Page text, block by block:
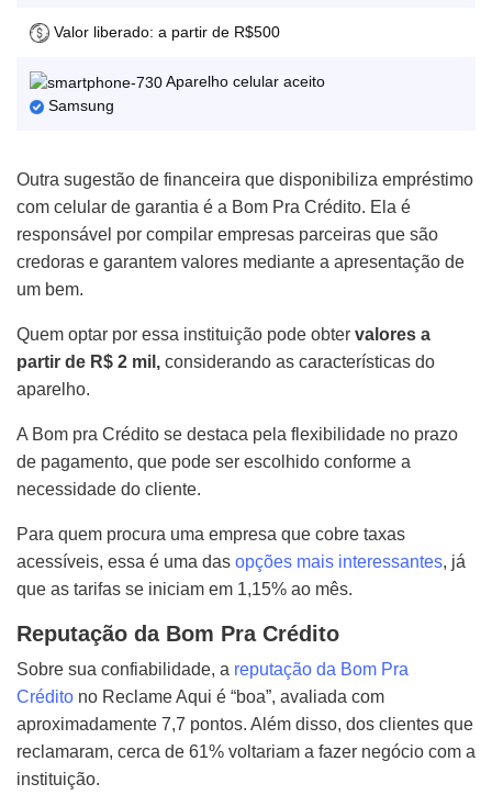
Valor liberado: a partir de R$500
Aparelho celular aceito
Samsung
Outra sugestão de financeira que disponibiliza empréstimo
com celular de garantia é a Bom Pra Crédito. Ela é
responsável por compilar empresas parceiras que são
credoras e garantem valores mediante a apresentação de
um bem.
Quem optar por essa instituição pode obter valores a
partir de R$ 2 mil, considerando as características do
aparelho.
A Bom pra Crédito se destaca pela flexibilidade no prazo
de pagamento, que pode ser escolhido conforme a
necessidade do cliente.
Para quem procura uma empresa que cobre taxas
acessíveis, essa é uma das opções mais interessantes, já
que as tarifas se iniciam em 1,15% ao mês.
Reputação da Bom Pra Crédito
Sobre sua confiabilidade, a reputação da Bom Pra
Crédito no Reclame Aqui é “boa”, avaliada com
aproximadamente 7,7 pontos. Além disso, dos clientes que
reclamaram, cerca de 61% voltariam a fazer negócio com a
instituição.